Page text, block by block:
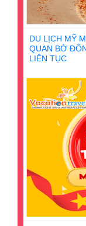
DU LỊCH MỸ
QUAN BỜ
LIÊN TỤC